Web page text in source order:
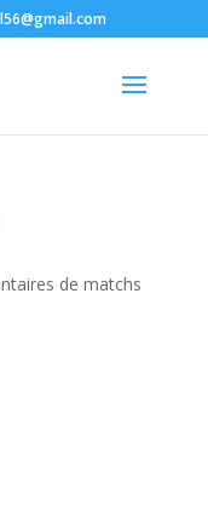
de matchs